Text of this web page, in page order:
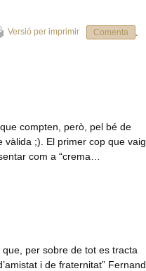
Comenta
Versió per imprimir
compten, però, pel bé de
vàlida ;). El primer cop que vaig
com a “crema…
que, per sobre de tot es tracta
i de fraternitat” Fernand